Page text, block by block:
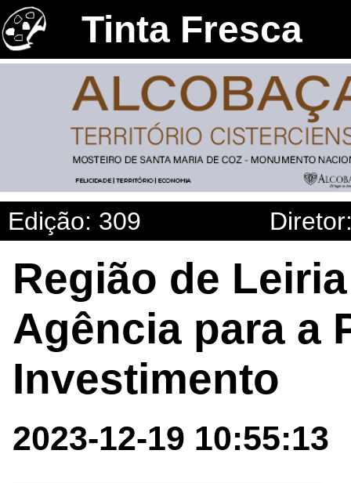
Tinta Fresca
Edição: 309
Região de
Agência para a
Investimento
2023-12-19 10:55:13